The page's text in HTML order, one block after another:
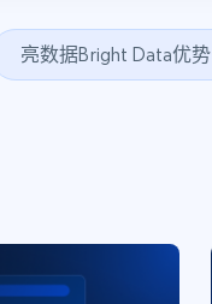
亮数据Bright Data优势